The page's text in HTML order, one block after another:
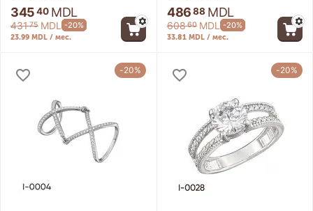
34540 MDL
43175 MDL -20%
23.99 MDL / мес.
48688 MDL
60860 MDL -20%
33.81 MDL / мес.
-20% -20%